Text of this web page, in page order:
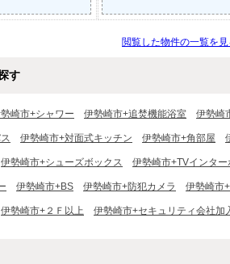
閲覧した物件の一覧を見
す
崎市+シャワー 伊勢崎市+追焚機能浴室 伊勢崎
伊勢崎市+対面式キッチン 伊勢崎市+角部屋
伊勢崎市+シューズボックス 伊勢崎市+TVインター
伊勢崎市+BS 伊勢崎市+防犯カメラ 伊勢崎市
伊勢崎市+２Ｆ以上 伊勢崎市+セキュリティ会社加